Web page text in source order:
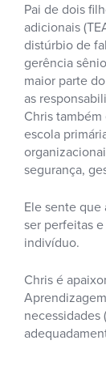
Pai de dois
adicionais
distúrbio de
gerência
maior parte
as
Chris
escola
segurança,
Ele sente que
ser perfeitas
indivíduo.
Chris é
necessidades